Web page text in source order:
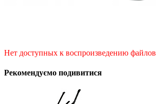
Нет доступных к воспроизведению файлов
Рекомендуємо подивитися